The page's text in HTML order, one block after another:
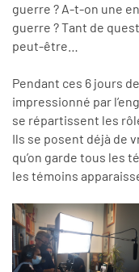
guerre ? A-t-on une
guerre ? Tant de
peut-être…
Pendant ces 6 jours
impressionné par
se répartissent les
Ils se posent déjà de
qu’on garde tous les
les témoins